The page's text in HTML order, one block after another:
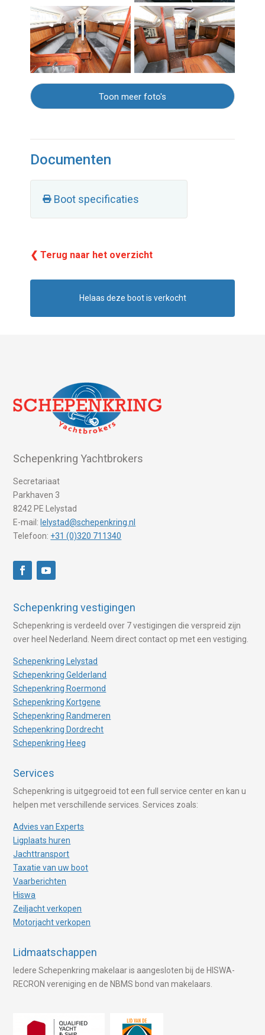
Toon meer foto's
Documenten
Boot specificaties
❮ Terug naar het overzicht
Helaas deze boot is verkocht
Schepenkring Yachtbrokers
Secretariaat
Parkhaven 3
8242 PE Lelystad
E-mail: lelystad@schepenkring.nl
Telefoon: +31 (0)320 711340
Schepenkring vestigingen
Schepenkring is verdeeld over 7 vestigingen die verspreid zijn
over heel Nederland. Neem direct contact op met een vestiging.
Schepenkring Lelystad
Schepenkring Gelderland
Schepenkring Roermond
Schepenkring Kortgene
Schepenkring Randmeren
Schepenkring Dordrecht
Schepenkring Heeg
Services
Schepenkring is uitgegroeid tot een full service center en kan u
helpen met verschillende services. Services zoals:
Advies van Experts
Ligplaats huren
Jachttransport
Taxatie van uw boot
Vaarberichten
Hiswa
Zeiljacht verkopen
Motorjacht verkopen
Lidmaatschappen
Iedere Schepenkring makelaar is aangesloten bij de HISWA-
RECRON vereniging en de NBMS bond van makelaars.